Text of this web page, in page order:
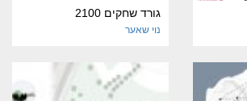
גורד שחקים 2100
נוי שאער